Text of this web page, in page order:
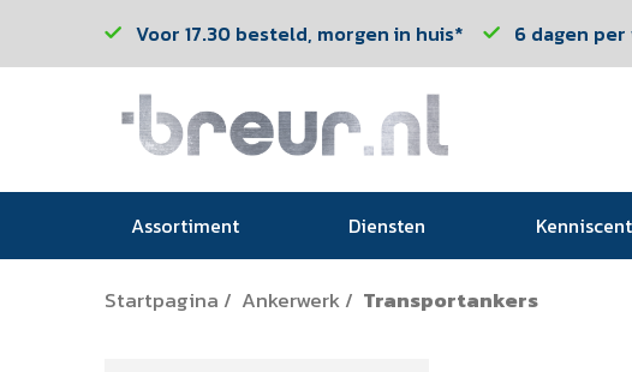
Voor 17.30 besteld, morgen in huis* 6 dagen
Assortiment Diensten
Startpagina / Ankerwerk / Transportankers